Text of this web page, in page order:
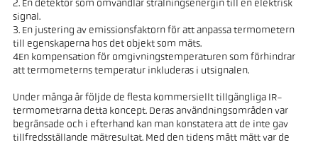
2. En detektor som omvandlar strålningsenergin till en elektrisk
signal.
3. En justering av emissionsfaktorn för att anpassa termometern
till egenskaperna hos det objekt som mäts.
4En kompensation för omgivningstemperaturen som förhindrar
att termometerns temperatur inkluderas i utsignalen.
Under många år följde de flesta kommersiellt tillgängliga IR-
termometrarna detta koncept. Deras användningsområden var
begränsade och i efterhand kan man konstatera att de inte gav
tillfredsställande mätresultat. Med den tidens mått mätt var de